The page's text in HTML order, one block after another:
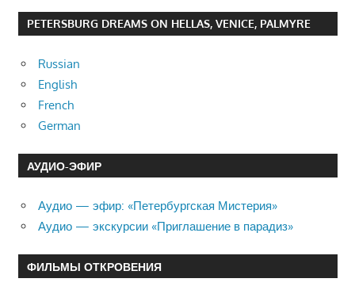
PETERSBURG DREAMS ON HELLAS, VENICE, PALMYRE
Russian
English
French
German
АУДИО-ЭФИР
Аудио — эфир: «Петербургская Мистерия»
Аудио — экскурсии «Приглашение в парадиз»
ФИЛЬМЫ ОТКРОВЕНИЯ